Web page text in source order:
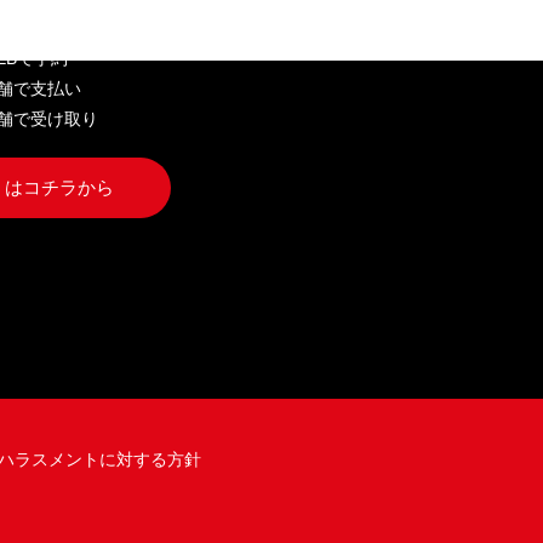
で予約
で支払い
で受け取り
コチラから
ラスメントに対する方針